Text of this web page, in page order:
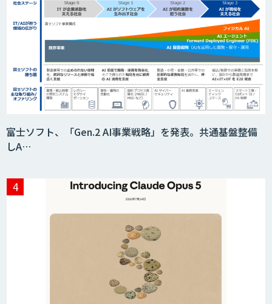
富士ソフト、「Gen.2 AI事業戦略」を発表。共通基盤整備
しA…